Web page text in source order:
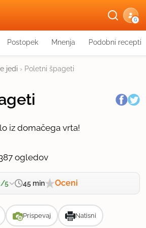
G
Postopek Mnenja Podobni recepti
jedi › Poletni špageti
iz domačega vrta!
ogledov
5 45 min Oceni
Prispevaj Natisni